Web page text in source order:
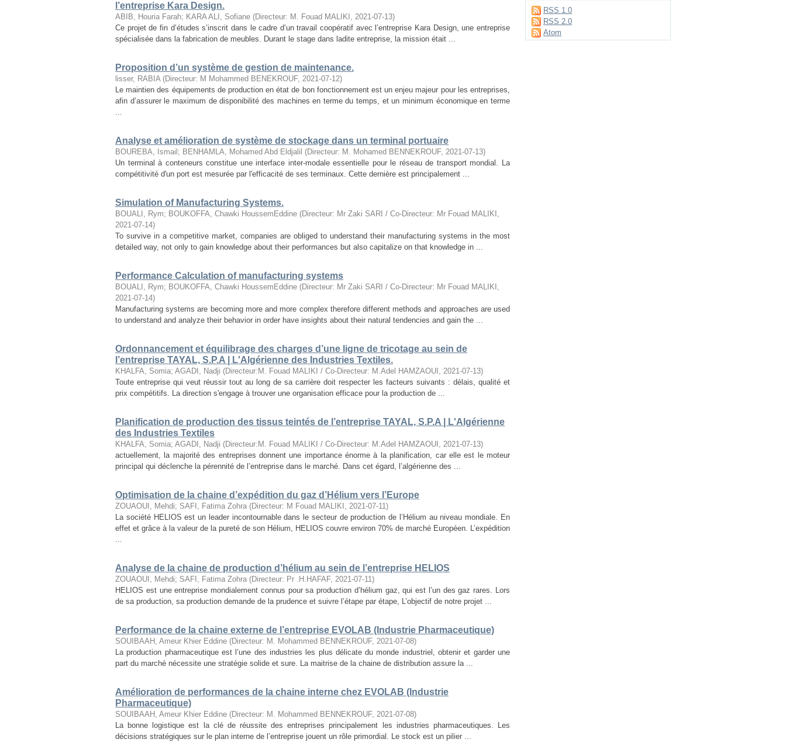
l’entreprise Kara Design.
ABIB, Houria Farah; KARA ALI, Sofiane (Directeur: M. Fouad MALIKI , 2021-07-13)
Ce projet de fin d’études s’inscrit dans le cadre d’un travail coopératif avec l’entreprise Kara Design, une entreprise
spécialisée dans la fabrication de meubles. Durant le stage dans ladite entreprise, la mission était ...
Proposition d’un système de gestion de maintenance.
lisser, RABIA (Directeur: M Mohammed BENEKROUF, 2021-07-12)
Le maintien des équipements de production en état de bon fonctionnement est un enjeu majeur pour les entreprises,
afin d’assurer le maximum de disponibilité des machines en terme du temps, et un minimum économique en terme
...
Analyse et amélioration de système de stockage dans un terminal portuaire
BOUREBA, Ismail ; BENHAMLA, Mohamed Abd Eldjalil (Directeur: M. Mohamed BENNEKROUF, 2021-07-13)
Un terminal à conteneurs constitue une interface inter-modale essentielle pour le réseau de transport mondial. La
compétitivité d'un port est mesurée par l'efficacité de ses terminaux. Cette dernière est principalement ...
Simulation of Manufacturing Systems.
BOUALI, Rym; BOUKOFFA, Chawki HoussemEddine (Directeur: Mr Zaki SARI / Co-Directeur: Mr Fouad MALIKI ,
2021-07-14)
To survive in a competitive market, companies are obliged to understand their manufacturing systems in the most
detailed way, not only to gain knowledge about their performances but also capitalize on that knowledge in ...
Performance Calculation of manufacturing systems
BOUALI, Rym; BOUKOFFA, Chawki HoussemEddine (Directeur: Mr Zaki SARI / Co-Directeur: Mr Fouad MALIKI ,
2021-07-14)
Manufacturing systems are becoming more and more complex therefore different methods and approaches are used
to understand and analyze their behavior in order have insights about their natural tendencies and gain the ...
Ordonnancement et équilibrage des charges d’une ligne de tricotage au sein de
l’entreprise TAYAL, S.P.A | L'Algérienne des Industries Textiles.
KHALFA, Somia; AGADI, Nadji (Directeur:M. Fouad MALIKI / Co-Directeur: M.Adel HAMZAOUI , 2021-07-13)
Toute entreprise qui veut réussir tout au long de sa carrière doit respecter les facteurs suivants : délais, qualité et
prix compétitifs. La direction s'engage à trouver une organisation efficace pour la production de ...
Planification de production des tissus teintés de l’entreprise TAYAL, S.P.A | L'Algérienne
des Industries Textiles
KHALFA, Somia; AGADI, Nadji (Directeur:M. Fouad MALIKI / Co-Directeur: M.Adel HAMZAOUI , 2021-07-13)
actuellement, la majorité des entreprises donnent une importance énorme à la planification, car elle est le moteur
principal qui déclenche la pérennité de l’entreprise dans le marché. Dans cet égard, l’algérienne des ...
Optimisation de la chaine d’expédition du gaz d’Hélium vers l’Europe
ZOUAOUI, Mehdi; SAFI, Fatima Zohra (Directeur: M Fouad MALIKI , 2021-07-11)
La société HELIOS est un leader incontournable dans le secteur de production de l’Hélium au niveau mondiale. En
effet et grâce à la valeur de la pureté de son Hélium, HELIOS couvre environ 70% de marché Européen. L’expédition
...
Analyse de la chaine de production d’hélium au sein de l’entreprise HELIOS
ZOUAOUI, Mehdi; SAFI, Fatima Zohra (Directeur: Pr .H.HAFAF, 2021-07-11)
HELIOS est une entreprise mondialement connus pour sa production d’hélium gaz, qui est l’un des gaz rares. Lors
de sa production, sa production demande de la prudence et suivre l’étape par étape, L’objectif de notre projet ...
Performance de la chaine externe de l’entreprise EVOLAB (Industrie Pharmaceutique)
SOUIBAAH, Ameur Khier Eddine (Directeur: M. Mohammed BENNEKROUF, 2021-07-08)
La production pharmaceutique est l’une des industries les plus délicate du monde industriel, obtenir et garder une
part du marché nécessite une stratégie solide et sure. La maitrise de la chaine de distribution assure la ...
Amélioration de performances de la chaine interne chez EVOLAB (Industrie
Pharmaceutique)
SOUIBAAH, Ameur Khier Eddine (Directeur: M. Mohammed BENNEKROUF, 2021-07-08)
La bonne logistique est la clé de réussite des entreprises principalement les industries pharmaceutiques. Les
décisions stratégiques sur le plan interne de l’entreprise jouent un rôle primordial. Le stock est un pilier ...
RSS 1.0
RSS 2.0
Atom